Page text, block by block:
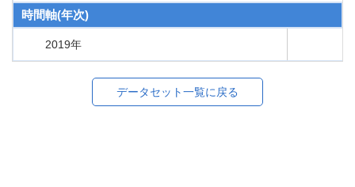
時間軸(年次)
2019年
データセット一覧に戻る